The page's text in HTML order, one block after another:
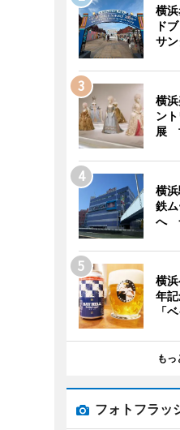
横
ド
サ
横
ン
展
横
鉄
へ
横
年
「
もっ
フォトフラッ